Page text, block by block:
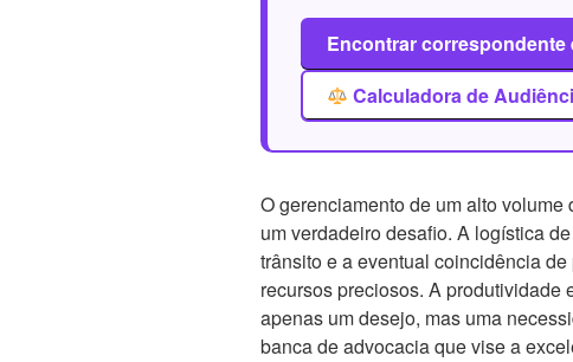
Encontrar
Calculadora de
O gerenciamento de um alto
um verdadeiro desafio. A logística
trânsito e a eventual coincidência
recursos preciosos. A produtividade
apenas um desejo, mas uma
banca de advocacia que vise a